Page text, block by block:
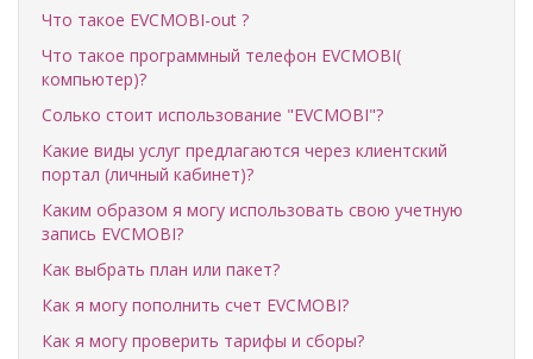
Что такое EVCMOBI-out ?
Что такое программный телефон EVCMOBI(
компьютер)?
Солько стоит использование "EVCMOBI"?
Какие виды услуг предлагаются через клиентский
портал (личный кабинет)?
Каким образом я могу использовать свою учетную
запись EVCMOBI?
Как выбрать план или пакет?
Как я могу пополнить счет EVCMOBI?
Как я могу проверить тарифы и сборы?